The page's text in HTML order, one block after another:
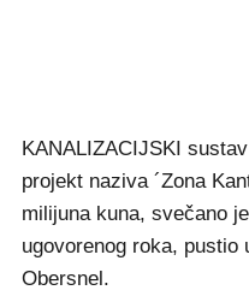
KANALIZACIJSKI
projekt naziva ´Zona
milijuna kuna, svečano
ugovorenog roka, pustio
Obersnel.